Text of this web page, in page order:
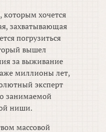
хочется
захватывающая
погрузиться
вышел
за выживание
миллионы лет,
эксперт
занимаемой
ниши.
массовой